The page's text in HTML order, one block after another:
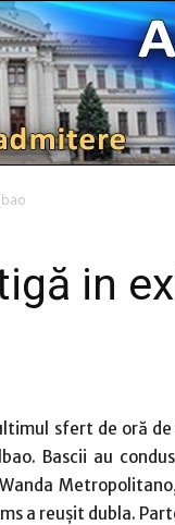
in
sfert de oră de
Bascii au
a reuşit dubla.